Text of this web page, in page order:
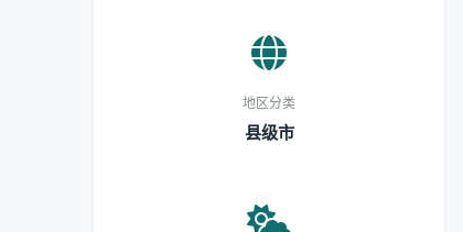
地区分类
县级市